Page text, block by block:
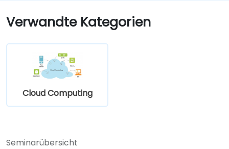
Verwandte Kategorien
Cloud Computing
Seminarübersicht